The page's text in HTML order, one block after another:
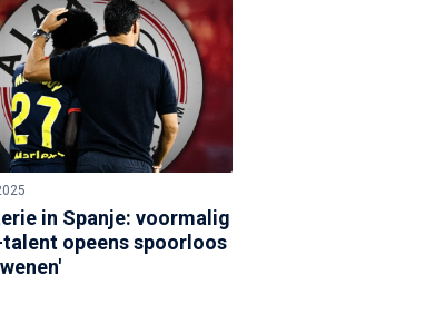
in Spanje: voormalig
opeens spoorloos